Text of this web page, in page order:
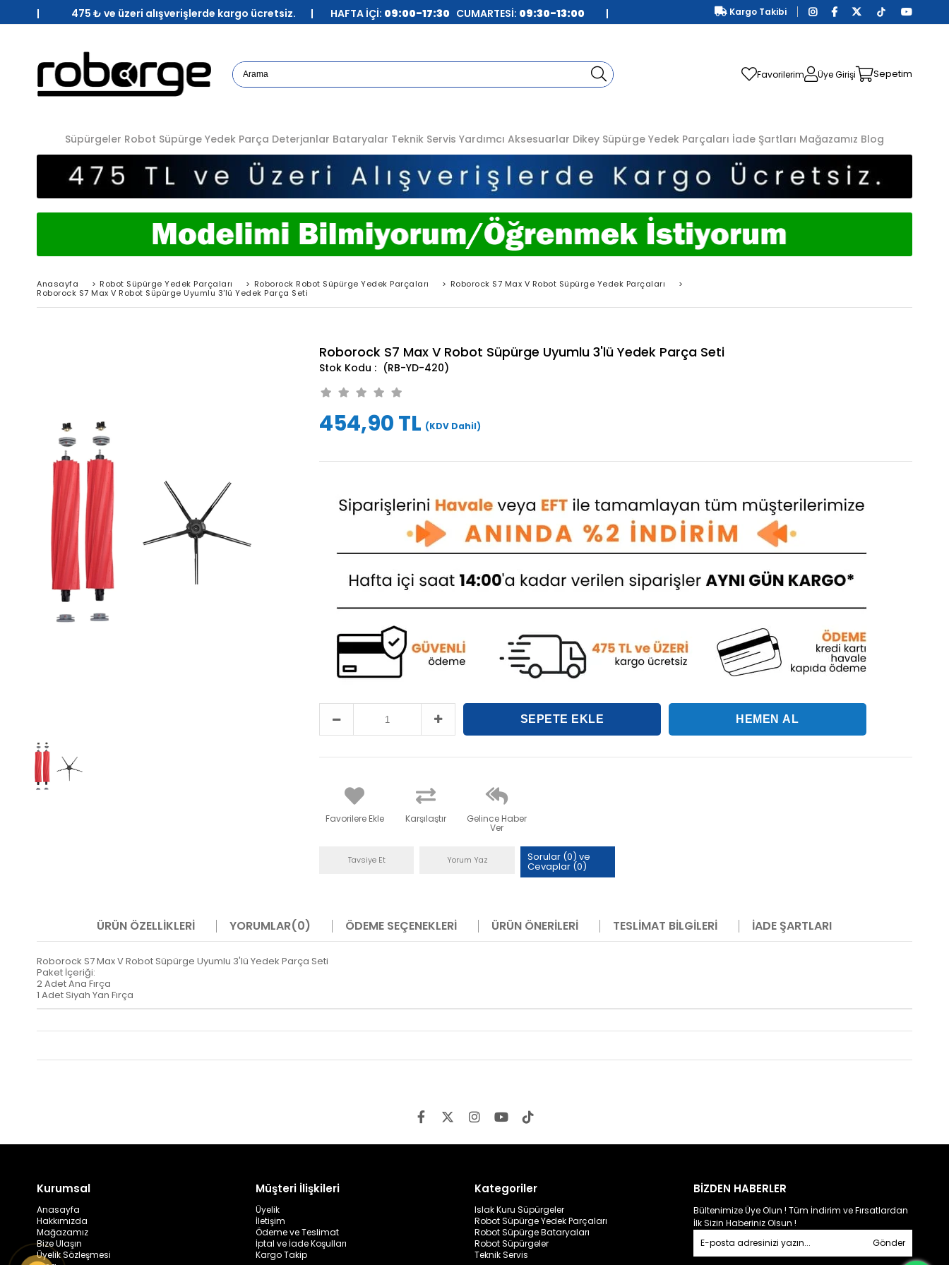
| 475 ₺ ve üzeri alışverişlerde kargo ücretsiz. | HAFTA İÇİ: 09:00-17:30 CUMARTESİ: 09:30-13:00 | Kargo Takibi
Favorilerim Üye Girişi Sepetim
Süpürgeler Robot Süpürge Yedek Parça Deterjanlar Bataryalar Teknik Servis Yardımcı Aksesuarlar Dikey Süpürge Yedek Parçaları İade Şartları Mağazamız Blog
Anasayfa > Robot Süpürge Yedek Parçaları > Roborock Robot Süpürge Yedek Parçaları > Roborock S7 Max V Robot Süpürge Yedek Parçaları
>
Roborock S7 Max V Robot Süpürge Uyumlu 3'lü Yedek Parça Seti
Roborock S7 Max V Robot Süpürge Uyumlu 3'lü Yedek Parça Seti
(RB-YD-420)
454,90 TL (KDV Dahil)
Favorilere Ekle Karşılaştır Gelince Haber
Ver
Tavsiye Et Yorum Yaz Sorular (0) ve
Cevaplar (0)
ÜRÜN ÖZELLIKLERI YORUMLAR(0) ÖDEME SEÇENEKLERI ÜRÜN ÖNERILERI TESLIMAT BILGILERI İADE ŞARTLARI
Roborock S7 Max V Robot Süpürge Uyumlu 3'lü Yedek Parça Seti
Paket İçeriği:
2 Adet Ana Fırça
1 Adet Siyah Yan Fırça
Kurumsal
Anasayfa
Hakkımızda
Mağazamız
Bize Ulaşın
Üyelik Sözleşmesi
Müşteri İlişkileri
Üyelik
İletişim
Ödeme ve Teslimat
İptal ve İade Koşulları
Kargo Takip
Kategoriler
Islak Kuru Süpürgeler
Robot Süpürge Yedek Parçaları
Robot Süpürge Bataryaları
Robot Süpürgeler
Teknik Servis
BİZDEN HABERLER
Bültenimize Üye Olun ! Tüm İndirim ve Fırsatlardan
İlk Sizin Haberiniz Olsun !
Gönder